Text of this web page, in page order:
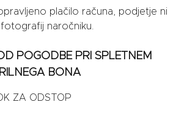
plačilo računa, podjetje ni
naročniku.
POGODBE PRI SPLETNEM
BONA
ZA ODSTOP